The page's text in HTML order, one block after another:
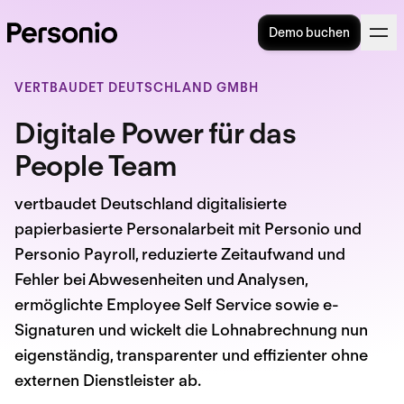
Demo buchen
VERTBAUDET DEUTSCHLAND GMBH
Digitale Power für das
People Team
vertbaudet Deutschland digitalisierte
papierbasierte Personalarbeit mit Personio und
Personio Payroll, reduzierte Zeitaufwand und
Fehler bei Abwesenheiten und Analysen,
ermöglichte Employee Self Service sowie e-
Signaturen und wickelt die Lohnabrechnung nun
eigenständig, transparenter und effizienter ohne
externen Dienstleister ab.